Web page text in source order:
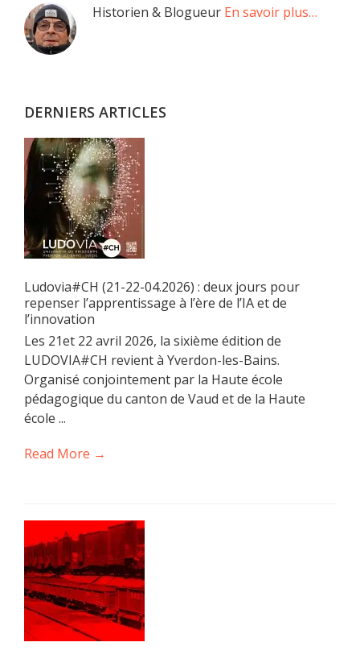
Barre
latérale
Historien & Blogueur En savoir plus…
DERNIERS ARTICLES
Ludovia#CH (21-22-04.2026) : deux jours pour
repenser l’apprentissage à l’ère de l’IA et de
l’innovation
Les 21et 22 avril 2026, la sixième édition de
LUDOVIA#CH revient à Yverdon-les-Bains.
Organisé conjointement par la Haute école
pédagogique du canton de Vaud et de la Haute
école ...
Read More →